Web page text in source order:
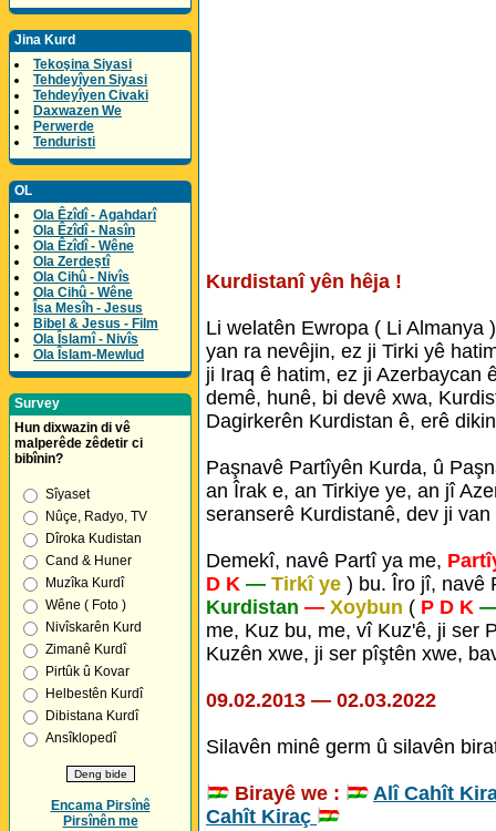
Jina Kurd
Tekoşina Siyasi
Tehdeyîyen Siyasi
Tehdeyîyen Civaki
Daxwazen We
Perwerde
Tenduristi
OL
Ola Êzîdî - Agahdarî
Ola Êzîdî - Nasîn
Ola Êzîdî - Wêne
Ola Zerdeştî
Ola Cihû - Nivîs
Ola Cihû - Wêne
Îsa Mesîh - Jesus
Bibel & Jesus - Film
Ola Îslamî - Nivîs
Ola Îslam-Mewlud
Survey
Hun dixwazin di vê
malperêde zêdetir ci
bibînin?
Sîyaset
Nûçe, Radyo, TV
Dîroka Kudistan
Cand & Huner
Muzîka Kurdî
Wêne ( Foto )
Nivîskarên Kurd
Zimanê Kurdî
Pirtûk û Kovar
Helbestên Kurdî
Dibistana Kurdî
Ansîklopedî
Encama Pirsînê
Pirsînên me
Kurdistanî yên hêja !
Li welatên Ewropa ( Li Almanya
yan ra nevêjin, ez ji Tirki yê
ji Iraq ê hatim, ez ji Azerbaycan
demê, hunê, bi devê xwa,
Dagirkerên Kurdistan ê, erê
Paşnavê Partîyên Kurda, û
an Îrak e, an Tirkiye ye, an jî
seranserê Kurdistanê, dev ji
Demekî, navê Partî ya me,
D K — Tirkî ye ) bu. Îro jî, navê
Kurdistan — Xoybun ( P D K
me, Kuz bu, me, vî Kuz'ê, ji ser
Kuzên xwe, ji ser pîştên xwe,
09.02.2013 — 02.03.2022
Silavên minê germ û silavên
Birayê we :
Alî Cahît
Cahît Kiraç